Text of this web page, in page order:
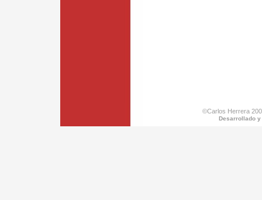
©Carlos Herrera
Desarrollado